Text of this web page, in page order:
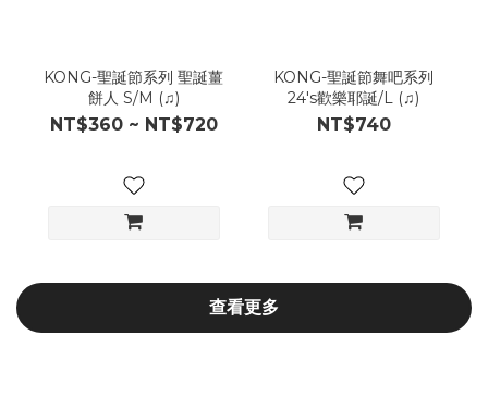
KONG-聖誕節系列 聖誕薑
餅人 S/M (♫)
NT$360 ~ NT$720
KONG-聖誕節舞吧系列
24's歡樂耶誕/L (♫)
NT$740
查看更多